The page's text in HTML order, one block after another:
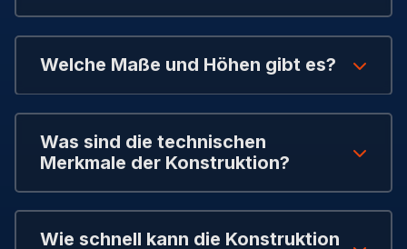
Welche Maße und Höhen gibt es?
Was sind die technischen
Merkmale der Konstruktion?
Wie schnell kann die Konstruktion